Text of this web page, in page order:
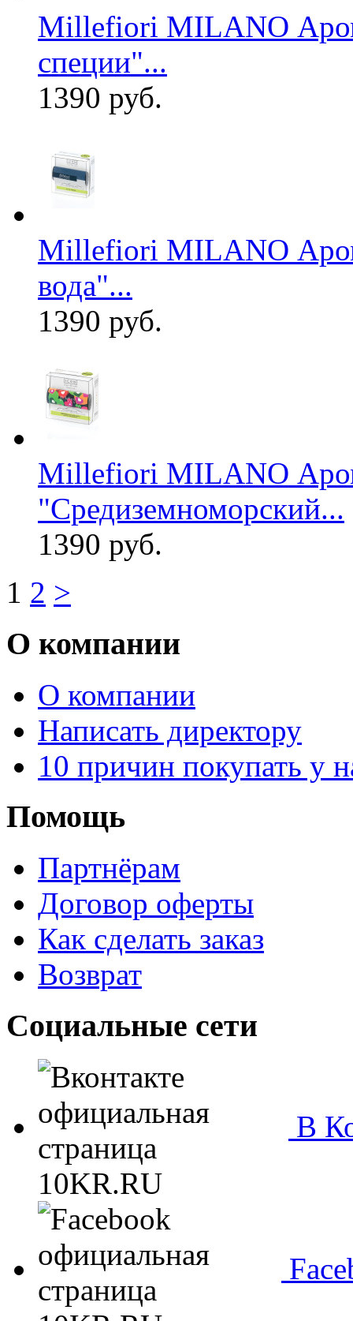
Millefiori MILANO
специи"...
1390 руб.
Millefiori MILANO
вода"...
1390 руб.
Millefiori MILANO
"Средиземноморский...
1390 руб.
1 2 >
О компании
О компании
Написать директору
10 причин покупать у
Помощь
Партнёрам
Договор оферты
Как сделать заказ
Возврат
Социальные сети
В